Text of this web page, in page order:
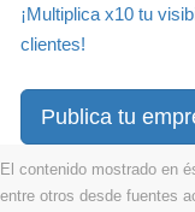
¡Multiplica x10 tu
clientes!
Publica tu
El contenido mostrado en
entre otros desde fuentes